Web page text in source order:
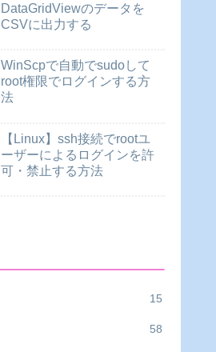
DataGridViewのデータを
CSVに出力する
WinScpで自動でsudoして
root権限でログインする方
法
【Linux】ssh接続でrootユ
ーザーによるログインを許
可・禁止する方法
15
58